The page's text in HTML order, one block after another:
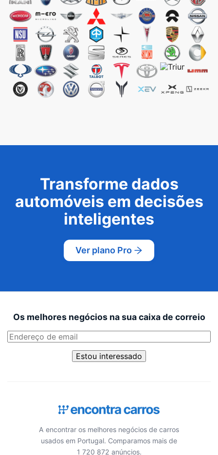
Transforme dados
automóveis em decisões
inteligentes
Ver plano Pro
Os melhores negócios na sua caixa de correio
Estou interessado
A encontrar os melhores negócios de carros
usados em Portugal. Comparamos mais de
1 720 872 anúncios.